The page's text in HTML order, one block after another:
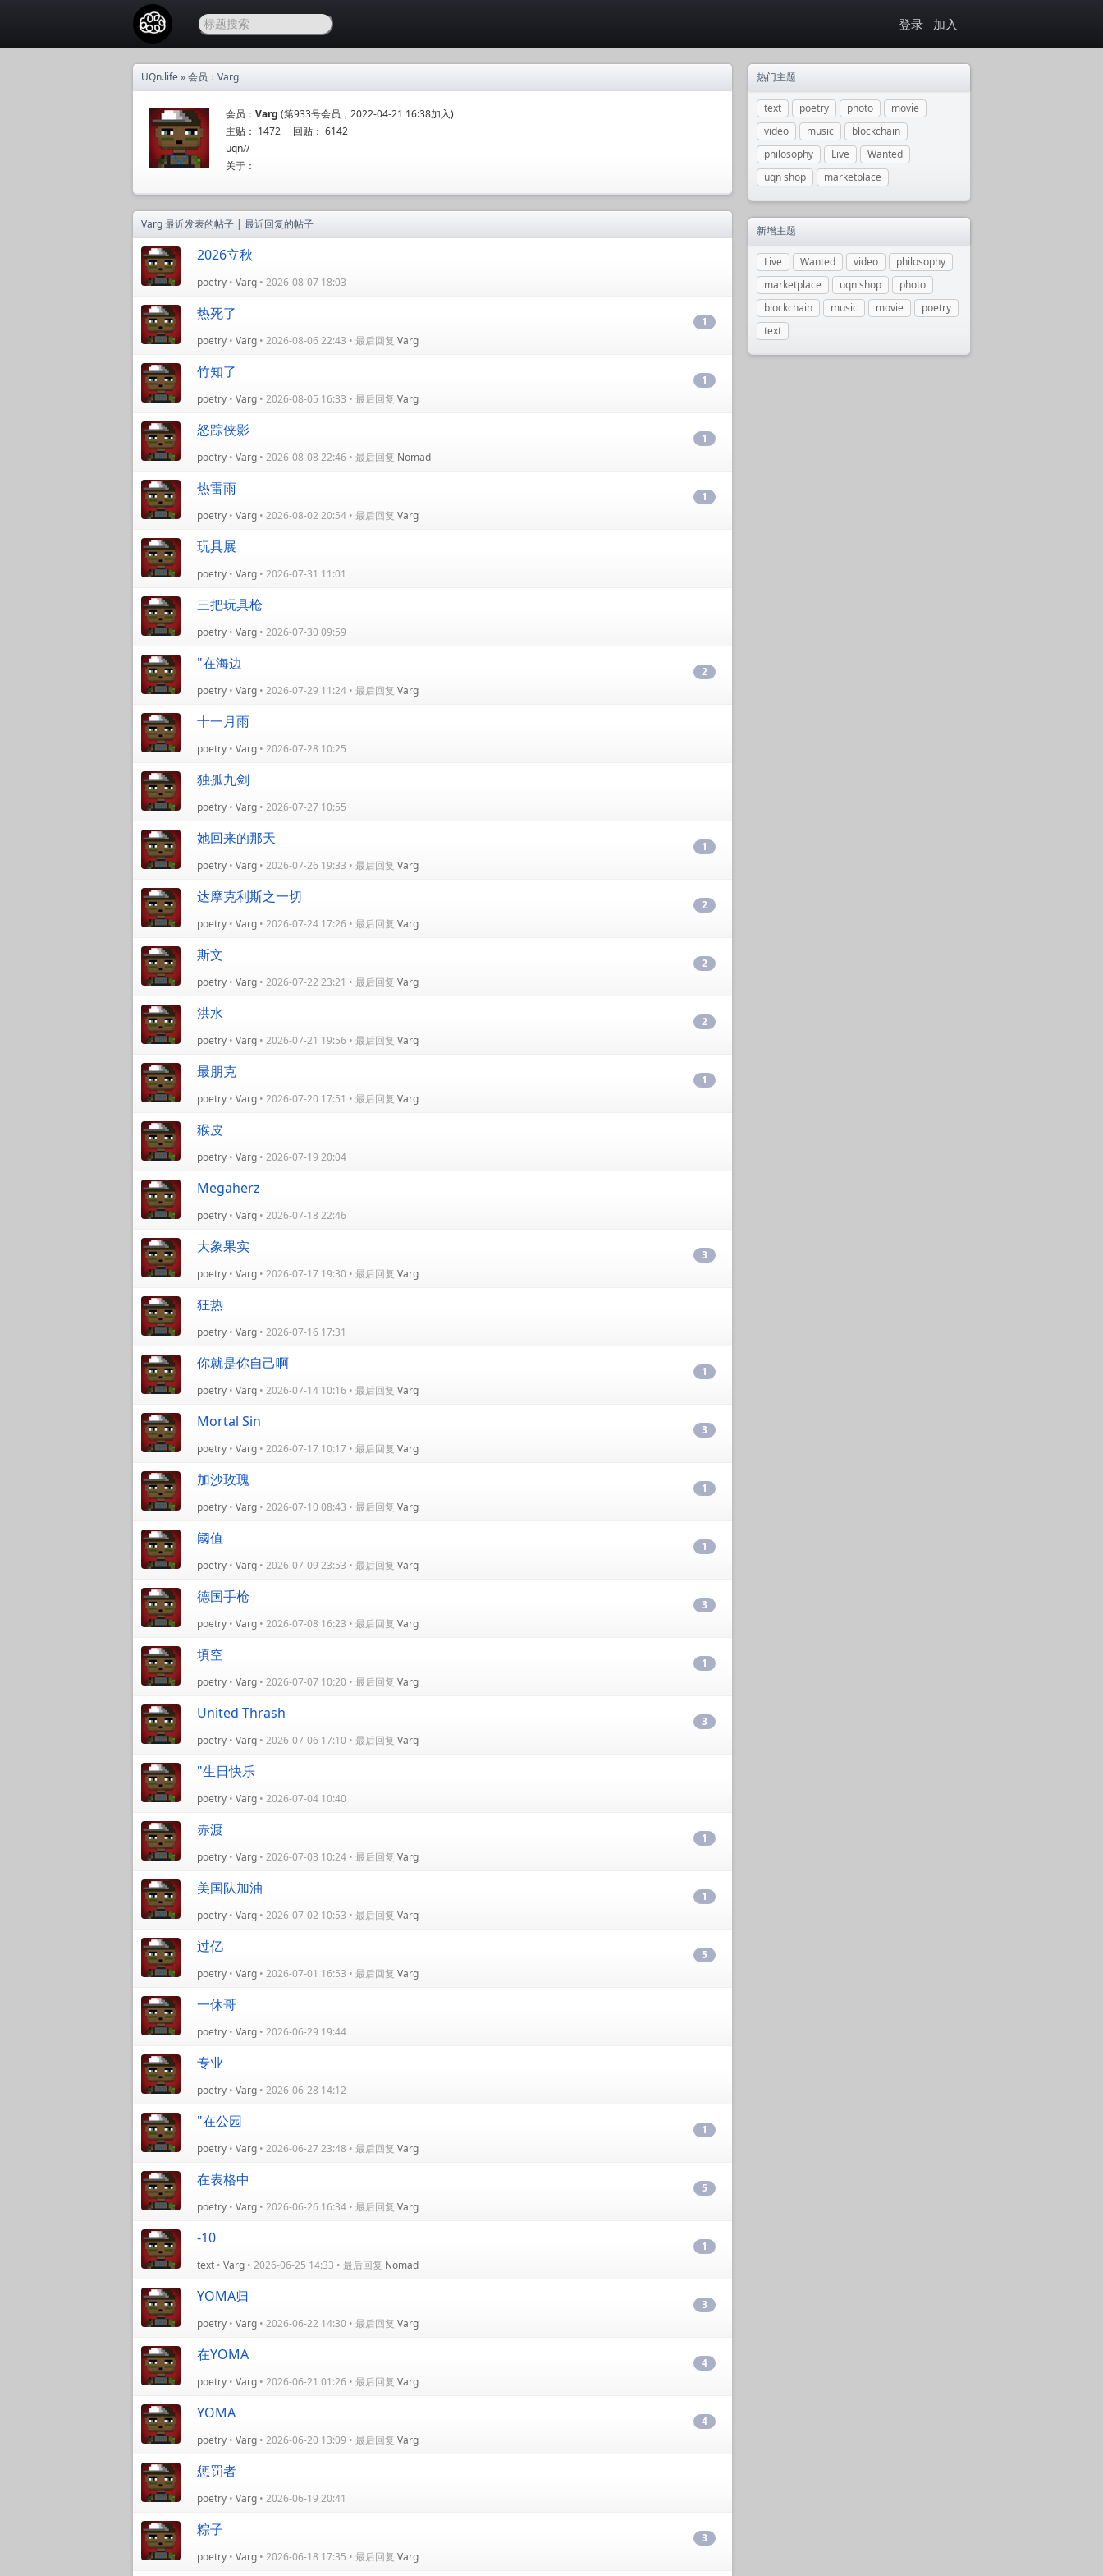
登录 加入
UQn.life» 会员：Varg
会员： Varg (第933号会员，2022-04-21 16:38加入)
主贴： 1472 回贴： 6142
uqn//
关于：
Varg最近发表的帖子 | 最近回复的帖子
2026立秋
poetry • Varg • 2026-08-07 18:03
热死了
poetry • Varg • 2026-08-06 22:43 • 最后回复 Varg
1
竹知了
poetry • Varg • 2026-08-05 16:33 • 最后回复 Varg
1
怒踪侠影
poetry • Varg • 2026-08-08 22:46 • 最后回复 Nomad
1
热雷雨
poetry • Varg • 2026-08-02 20:54 • 最后回复 Varg
1
玩具展
poetry • Varg • 2026-07-31 11:01
三把玩具枪
poetry • Varg • 2026-07-30 09:59
"在海边
poetry • Varg • 2026-07-29 11:24 • 最后回复 Varg
2
十一月雨
poetry • Varg • 2026-07-28 10:25
独孤九剑
poetry • Varg • 2026-07-27 10:55
她回来的那天
poetry • Varg • 2026-07-26 19:33 • 最后回复 Varg
1
达摩克利斯之一切
poetry • Varg • 2026-07-24 17:26 • 最后回复 Varg
2
斯文
poetry • Varg • 2026-07-22 23:21 • 最后回复 Varg
2
洪水
poetry • Varg • 2026-07-21 19:56 • 最后回复 Varg
2
最朋克
poetry • Varg • 2026-07-20 17:51 • 最后回复 Varg
1
猴皮
poetry • Varg • 2026-07-19 20:04
Megaherz
poetry • Varg • 2026-07-18 22:46
大象果实
poetry • Varg • 2026-07-17 19:30 • 最后回复 Varg
3
狂热
poetry • Varg • 2026-07-16 17:31
你就是你自己啊
poetry • Varg • 2026-07-14 10:16 • 最后回复 Varg
1
Mortal Sin
poetry • Varg • 2026-07-17 10:17 • 最后回复 Varg
3
加沙玫瑰
poetry • Varg • 2026-07-10 08:43 • 最后回复 Varg
1
阈值
poetry • Varg • 2026-07-09 23:53 • 最后回复 Varg
1
德国手枪
poetry • Varg • 2026-07-08 16:23 • 最后回复 Varg
3
填空
poetry • Varg • 2026-07-07 10:20 • 最后回复 Varg
1
United Thrash
poetry • Varg • 2026-07-06 17:10 • 最后回复 Varg
3
"生日快乐
poetry • Varg • 2026-07-04 10:40
赤渡
poetry • Varg • 2026-07-03 10:24 • 最后回复 Varg
1
美国队加油
poetry • Varg • 2026-07-02 10:53 • 最后回复 Varg
1
过亿
poetry • Varg • 2026-07-01 16:53 • 最后回复 Varg
5
一休哥
poetry • Varg • 2026-06-29 19:44
专业
poetry • Varg • 2026-06-28 14:12
"在公园
poetry • Varg • 2026-06-27 23:48 • 最后回复 Varg
1
在表格中
poetry • Varg • 2026-06-26 16:34 • 最后回复 Varg
5
-10
text • Varg • 2026-06-25 14:33 • 最后回复 Nomad
1
YOMA归
poetry • Varg • 2026-06-22 14:30 • 最后回复 Varg
3
在YOMA
poetry • Varg • 2026-06-21 01:26 • 最后回复 Varg
4
YOMA
poetry • Varg • 2026-06-20 13:09 • 最后回复 Varg
4
惩罚者
poetry • Varg • 2026-06-19 20:41
粽子
poetry • Varg • 2026-06-18 17:35 • 最后回复 Varg
3
热门主题
text poetry photo
movie
video
music
blockchain
philosophy
Live
Wanted
uqn shop
marketplace
新增主题
Live Wanted video
philosophy
marketplace
uqn shop
photo
blockchain
music movie
poetry
text